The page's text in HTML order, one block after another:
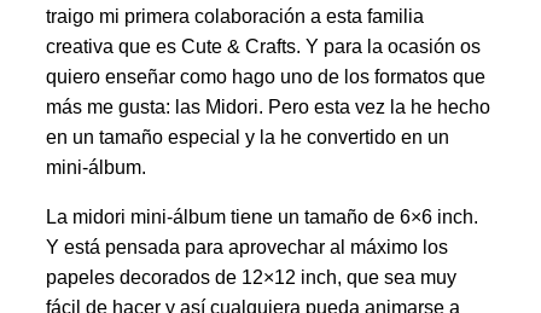
traigo mi primera colaboración a esta familia
creativa que es Cute & Crafts. Y para la ocasión os
quiero enseñar como hago uno de los formatos que
más me gusta: las Midori. Pero esta vez la he hecho
en un tamaño especial y la he convertido en un
mini-álbum.
La midori mini-álbum tiene un tamaño de 6×6 inch.
Y está pensada para aprovechar al máximo los
papeles decorados de 12×12 inch, que sea muy
fácil de hacer y así cualquiera pueda animarse a